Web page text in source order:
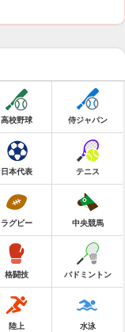
高校野球 侍ジャパン
日本代表 テニス
ラグビー 中央競馬
格闘技 バドミントン
陸上 水泳